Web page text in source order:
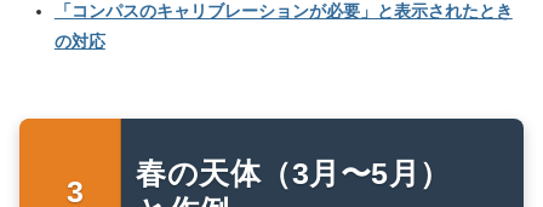
「コンパスのキャリブレーションが必要」と表示されたとき
の対応
春の天体（3月〜5月）